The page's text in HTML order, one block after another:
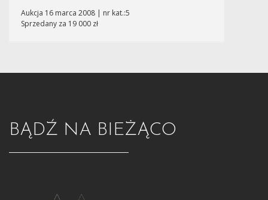
Aukcja 16 marca 2008 | nr kat.:5
Sprzedany za 19 000 zł
BĄDŹ NA BIEŻĄCO